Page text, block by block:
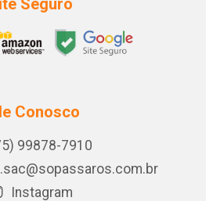
Conosco
99878-7910
Instagram